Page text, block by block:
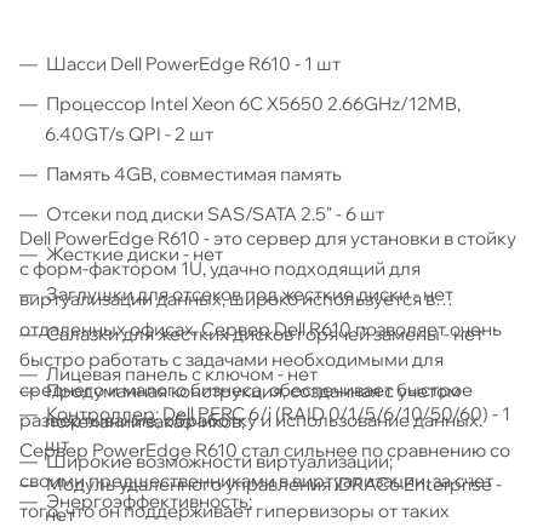
Шасси Dell PowerEdge R610 - 1 шт
Процессор Intel Xeon 6C X5650 2.66GHz/12MB,
6.40GT/s QPI - 2 шт
Память 4GB, совместимая память
Отсеки под диски SAS/SATA 2.5" - 6 шт
Жесткие диски - нет
Заглушки для отсеков под жесткие диски - нет
Салазки для жестких дисков горячей замены - нет
Лицевая панель с ключом - нет
Контроллер: Dell PERC 6/i (RAID 0/1/5/6/10/50/60) - 1
шт
Модуль удаленного управления iDRAC6 Enterprise -
нет
Dell PowerEdge R610 - это сервер для установки в стойку
с форм-фактором 1U, удачно подходящий для
виртуализации данных, широко используется в
отдаленных офисах. Сервер Dell R610 позволяет очень
быстро работать с задачами необходимыми для
среднего и малого бизнеса, обеспечивает быстрое
развертывание, обработку и использование данных.
Сервер PowerEdge R610 стал сильнее по сравнению со
своими предшественниками в виртуализации, за счет
того, что он поддерживает гипервизоры от таких
Продуманная конструкция, созданная с учетом
пожеланий заказчиков;
Широкие возможности виртуализации;
Энергоэффективность;